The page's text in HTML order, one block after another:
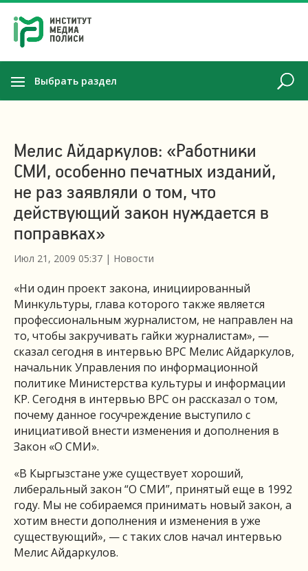
Выбрать раздел
Мелис Айдаркулов: «Работники
СМИ, особенно печатных изданий,
не раз заявляли о том, что
действующий закон нуждается в
поправках»
Июл 21, 2009 05:37 | Новости
«Ни один проект закона, инициированный
Минкультуры, глава которого также является
профессиональным журналистом, не направлен на
то, чтобы закручивать гайки журналистам», —
сказал сегодня в интервью ВРС Мелис Айдаркулов,
начальник Управления по информационной
политике Министерства культуры и информации
КР. Сегодня в интервью ВРС он рассказал о том,
почему данное госучреждение выступило с
инициативой внести изменения и дополнения в
Закон «О СМИ».
«В Кыргызстане уже существует хороший,
либеральный закон “О СМИ”, принятый еще в 1992
году. Мы не собираемся принимать новый закон, а
хотим внести дополнения и изменения в уже
существующий», — с таких слов начал интервью
Мелис Айдаркулов.